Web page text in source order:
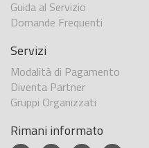
Guida al Servizio
Domande Frequenti
Servizi
Modalità di Pagamento
Diventa Partner
Gruppi Organizzati
Rimani informato